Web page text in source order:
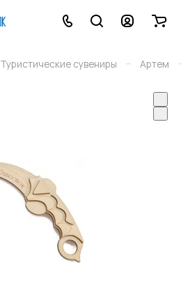
Туристические сувениры – Артем